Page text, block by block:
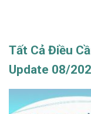
Tất Cả Điều
Update 08/